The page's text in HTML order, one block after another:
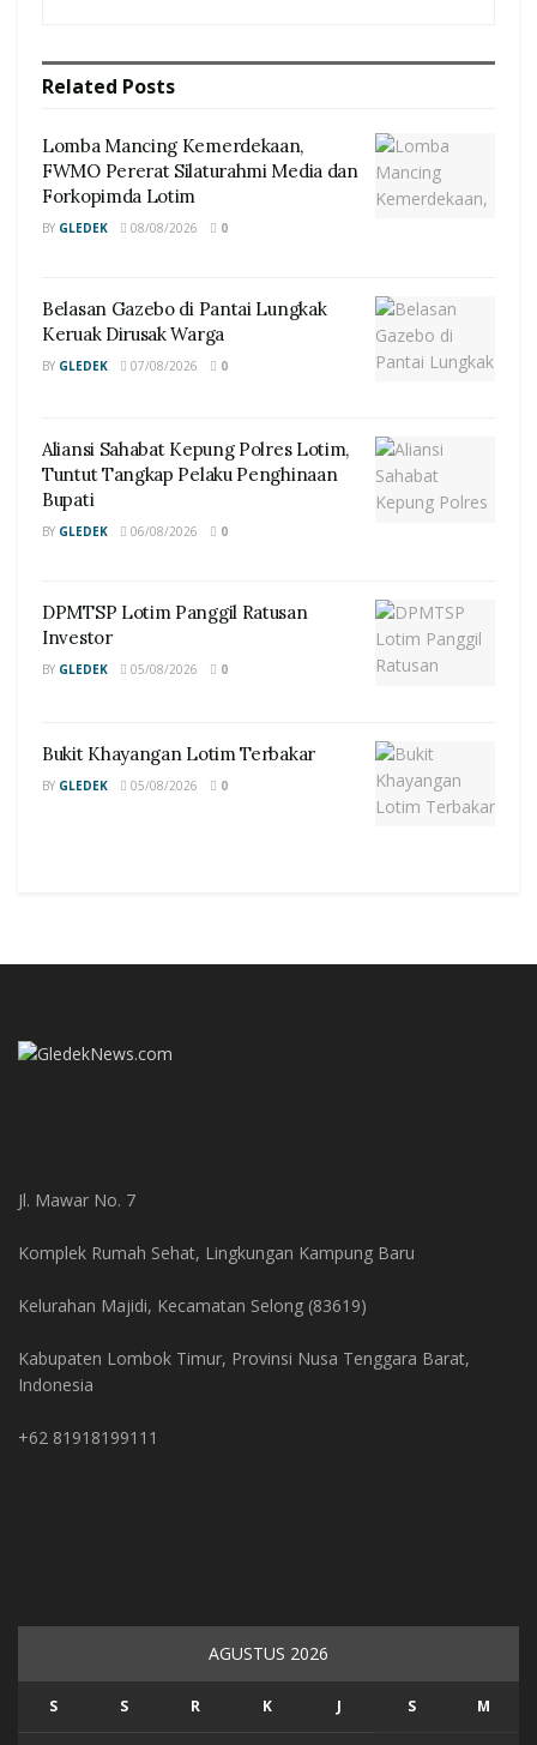
Related Posts
Lomba Mancing Kemerdekaan,
FWMO Pererat Silaturahmi Media dan
Forkopimda Lotim
BY GLEDEK 08/08/2026 0
Belasan Gazebo di Pantai Lungkak
Keruak Dirusak Warga
BY GLEDEK 07/08/2026 0
Aliansi Sahabat Kepung Polres Lotim,
Tuntut Tangkap Pelaku Penghinaan
Bupati
BY GLEDEK 06/08/2026 0
DPMTSP Lotim Panggil Ratusan
Investor
BY GLEDEK 05/08/2026 0
Bukit Khayangan Lotim Terbakar
BY GLEDEK 05/08/2026 0
Jl. Mawar No. 7
Komplek Rumah Sehat, Lingkungan Kampung Baru
Kelurahan Majidi, Kecamatan Selong (83619)
Kabupaten Lombok Timur, Provinsi Nusa Tenggara Barat,
Indonesia
+62 81918199111
AGUSTUS 2026
S S R K J S M